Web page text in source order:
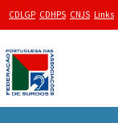
CDLGP CDHPS CNJS Links